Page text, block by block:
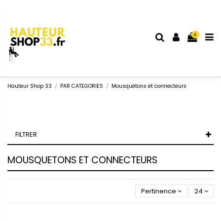
0
Hauteur Shop 33 PAR CATEGORIES Mousquetons et connecteurs
MOUSQUETONS ET CONNECTEURS
Pertinence 24
FILTRER